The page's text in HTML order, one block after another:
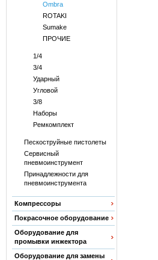
Ombra
ROTAKI
Sumake
ПРОЧИЕ
1/4
3/4
Ударный
Угловой
3/8
Наборы
Ремкомплект
Пескоструйные пистолеты
Сервисный
пневмоинструмент
Принадлежности для
пневмоинструмента
Компрессоры
Покрасочное оборудование
Оборудование для
промывки инжектора
Оборудование для замены